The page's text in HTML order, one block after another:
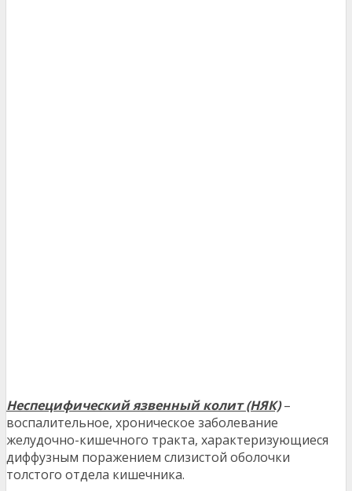
Неспецифический язвенный колит (НЯК)–
воспалительное, хроническое заболевание
желудочно-кишечного тракта, характеризующиеся
диффузным поражением слизистой оболочки
толстого отдела кишечника.